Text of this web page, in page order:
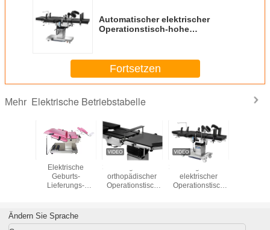
Automatischer elektrischer
Operationstisch-hohe
Fortsetzen
Mehr Elektrische Betriebstabelle
Elektrische
Geburts-
Lieferungs-
Prüfungs-Tabelle
mit bunter
orthopädischer
Operationstisch
elektrischer
Operationstisch
Strahl
Ändern Sie Sprache